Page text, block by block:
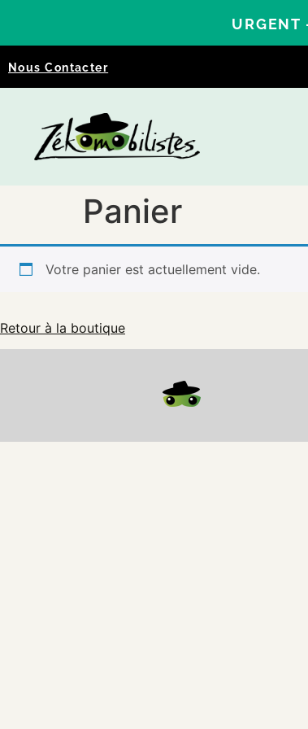
Nous Contacter
Panier
Votre panier est actuellement vide.
Retour à la boutique